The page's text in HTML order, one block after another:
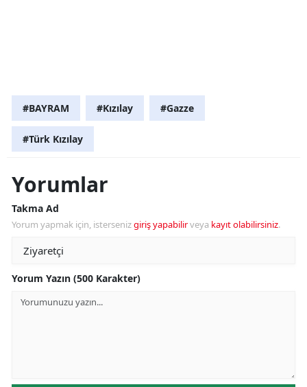
#BAYRAM #Kızılay #Gazze
#Türk Kızılay
Yorumlar
Takma Ad
Yorum yapmak için, istersenizgiriş yapabilirveya kayıt olabilirsiniz.
Yorum Yazın (500 Karakter)